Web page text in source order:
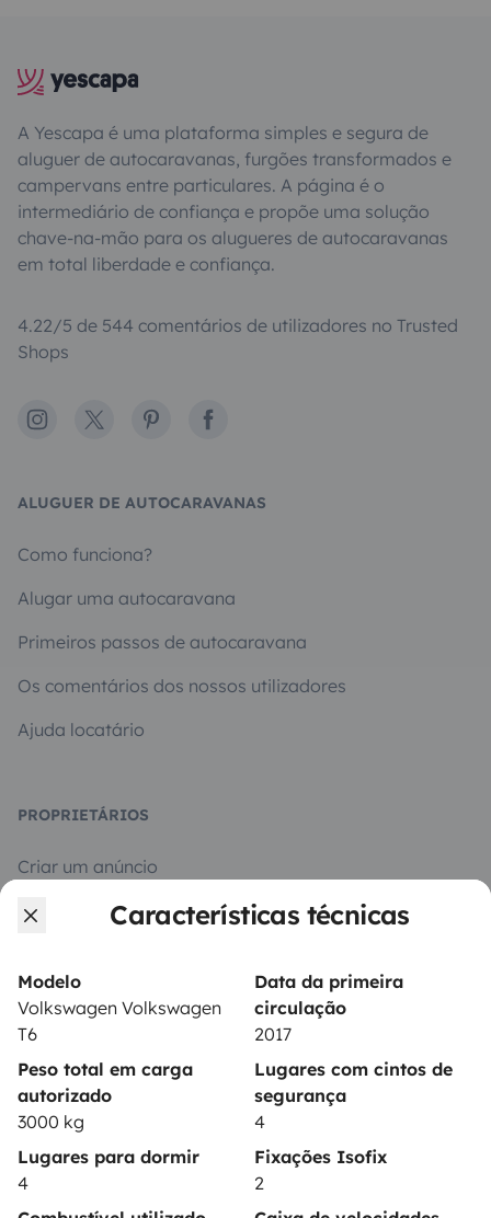
Características técnicas
Modelo
Volkswagen Volkswagen
T6
Data da primeira
circulação
2017
Peso total em carga
autorizado
3000 kg
Lugares com cintos de
segurança
4
Lugares para dormir
4
Fixações Isofix
2
A Yescapa é uma plataforma simples e segura de
aluguer de autocaravanas, furgões transformados e
campervans entre particulares. A página é o
intermediário de confiança e propõe uma solução
chave-na-mão para os alugueres de autocaravanas
em total liberdade e confiança.
4.22/5 de 544 comentários de utilizadores no Trusted
Shops
Instagram
X PinterestFacebook
ALUGUER DE AUTOCARAVANAS
Como funciona?
Alugar uma autocaravana
Primeiros passos de autocaravana
Os comentários dos nossos utilizadores
Ajuda locatário
PROPRIETÁRIOS
Criar um anúncio
Contrato de aluguer
Assistências de aluguer
Ajuda proprietário
Modos de pagamento seguros